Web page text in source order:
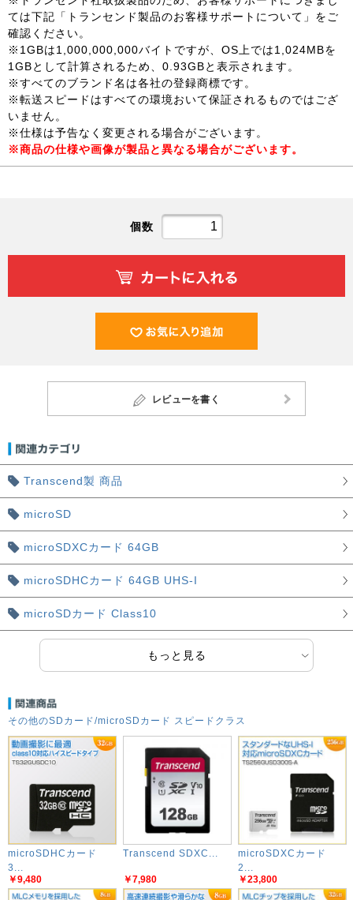
ては下記「トランセンド製品のお客様サポートについて」をご
確認ください。
※1GBは1,000,000,000バイトですが、OS上では1,024MBを
1GBとして計算されるため、0.93GBと表示されます。
※すべてのブランド名は各社の登録商標です。
※転送スピードはすべての環境おいて保証されるものではござ
いません。
※仕様は予告なく変更される場合がございます。
※商品の仕様や画像が製品と異なる場合がございます。
個数
レビューを書く
Transcend製 商品
microSD
microSDXCカード 64GB
microSDHCカード 64GB UHS-I
microSDカード Class10
もっと見る
その他のSDカード/microSDカード スピードクラス
microSDHCカード
3...
￥9,480
Transcend SDXC...
￥7,980
microSDXCカード
2...
￥23,800